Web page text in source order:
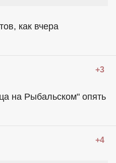
как вчера
+3
на Рыбальском" опять
+4